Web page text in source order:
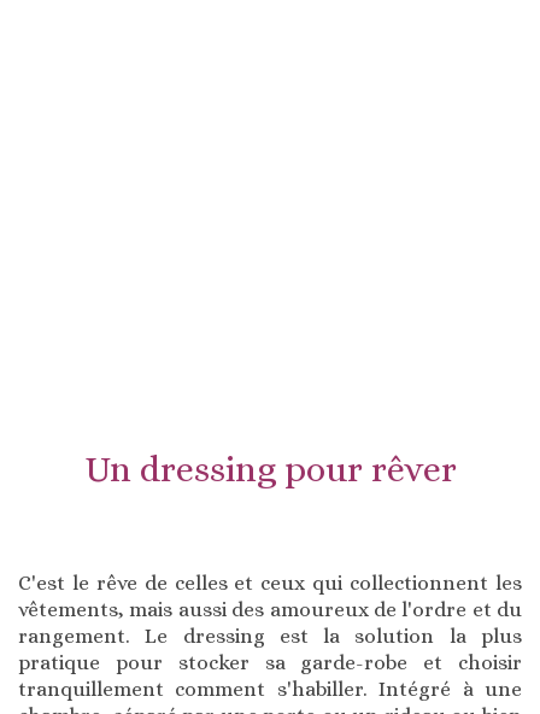
Un dressing pour rêver
C'est le rêve de celles et ceux qui collectionnent les
vêtements, mais aussi des amoureux de l'ordre et du
rangement. Le dressing est la solution la plus
pratique pour stocker sa garde-robe et choisir
tranquillement comment s'habiller. Intégré à une